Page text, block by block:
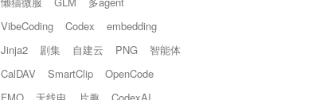
VibeCoding
Codex
embedding
Jinja2
剧集 自建云 PNG
智能体
CalDAV
SmartClip
OpenCode